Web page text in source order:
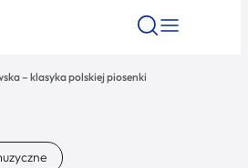
– klasyka polskiej piosenki